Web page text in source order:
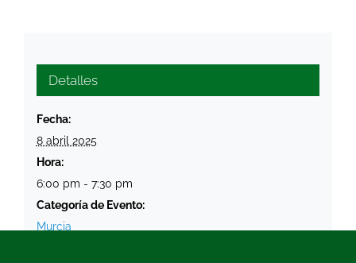
Detalles
Fecha:
8 abril 2025
Hora:
6:00 pm - 7:30 pm
Categoría de Evento:
Murcia